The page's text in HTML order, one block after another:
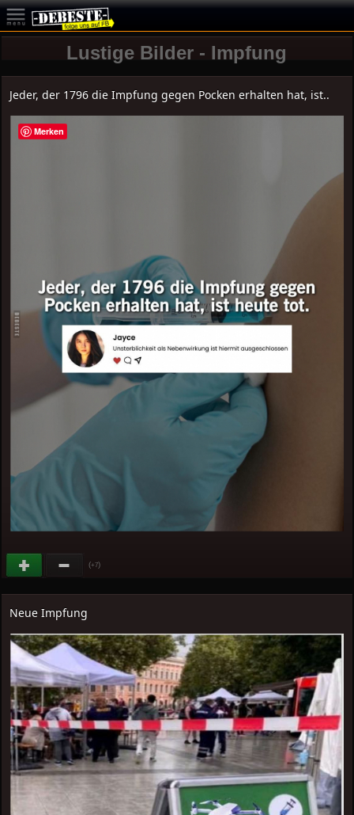
Lustige Bilder - Impfung
Jeder, der 1796 die Impfung gegen Pocken erhalten hat, ist..
(+7)
Neue Impfung
Merken